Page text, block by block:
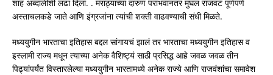
शाह अब्दालीशी लढा दिला. . मराठ्यांच्या दारुण पराभवानंतर मुघल राजवट पूर्णपणे
अस्ताचलकडे जाते आणि इंग्रजांना त्यांची शक्ती वाढवण्याची संधी मिळते.
मध्ययुगीन भारताचा इतिहास बद्दल सांगायचं झालं तर भारताचा मध्ययुगीन इतिहास व
इस्लामी राज्य मधून त्याच्या अनेक वैशिष्ट्यं साठी प्रसिद्ध आहे जवळ जवळ तीन
पिढ्यांपर्यंत विस्तारलेल्या मध्ययुगीन भारतामध्ये अनेक राज्ये आणि राजवंशांचा समावेश